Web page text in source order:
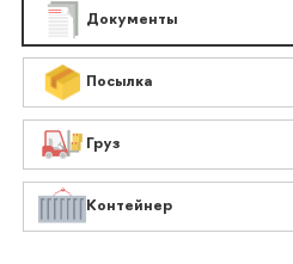
Документы
Посылка
Груз
Контейнер